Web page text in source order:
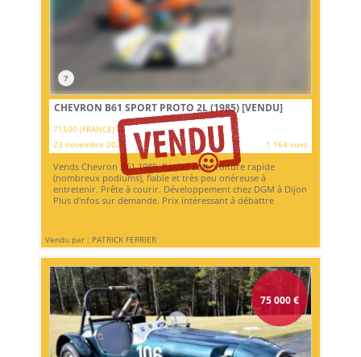
7
CHEVRON B61 SPORT PROTO 2L (1985)[VENDU]
71500 (FRANCE)
23 novembre 2025
1 164 vues
Vends Chevron B61 1985. Parfait état. Voiture rapide
(nombreux podiums), fiable et très peu onéreuse à
entretenir. Prête à courir. Développement chez DGM à Dijon
Plus d'nfos sur demande. Prix intéressant à débattre
Vendu par : PATRICK FERRIER
75 000€